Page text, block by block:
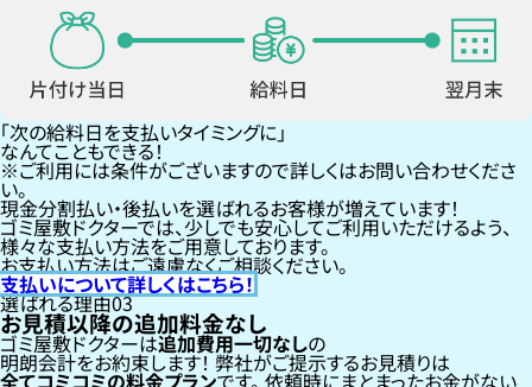
「次の給料日を支払いタイミングに」
なんてこともできる！
ご利用には条件がございますので詳しくはお問い合わせくださ
い。
現金分割払い・後払いを選ばれるお客様が増えています！
ゴミ屋敷ドクターでは、少しでも安心してご利用いただけるよう、
様々な支払い方法をご用意しております。
お支払い方法はご遠慮なくご相談ください。
支払いについて詳しくはこちら！
選ばれる理由03
お見積以降の追加料金なし
ゴミ屋敷ドクターは追加費用一切なしの
明朗会計をお約束します！弊社がご提示するお見積りは